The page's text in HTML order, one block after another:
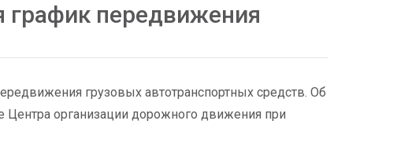
график передвижения
грузовых автотранспортных средств. Об
Центра организации дорожного движения при